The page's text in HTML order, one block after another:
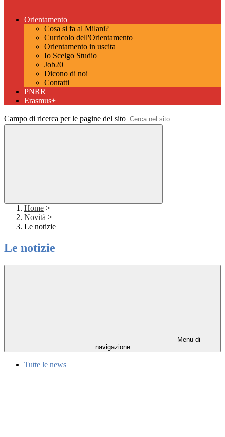
Orientamento
Cosa si fa al Milani?
Curricolo dell'Orientamento
Orientamento in uscita
Io Scelgo Studio
Job20
Dicono di noi
Contatti
PNRR
Erasmus+
Campo di ricerca per le pagine del sito
Home >
Novità >
Le notizie
Le notizie
Menu di
navigazione
Tutte le news